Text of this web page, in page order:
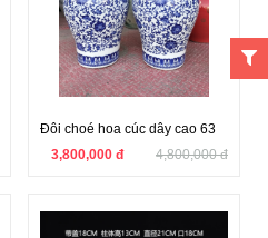
Đôi choé hoa cúc dây cao 63
3,800,000 đ
4,800,000 đ